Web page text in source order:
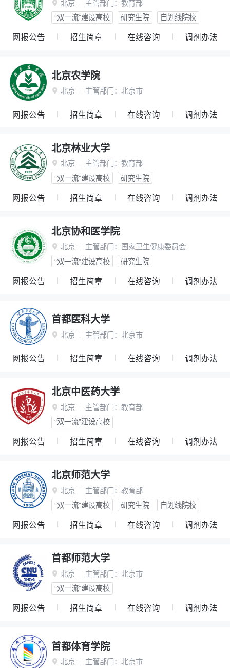
 北京 主管部门： 教育部
“双一流”建设高校
研究生院 自划线院校
网报公告 招生简章 在线咨询 调剂办法
北京农学院
 北京 主管部门： 北京市
网报公告 招生简章 在线咨询 调剂办法
北京林业大学
 北京 主管部门： 教育部
“双一流”建设高校
研究生院
网报公告 招生简章 在线咨询 调剂办法
北京协和医学院
 北京 主管部门： 国家卫生健康委员会
“双一流”建设高校
研究生院
网报公告 招生简章 在线咨询 调剂办法
首都医科大学
 北京 主管部门： 北京市
网报公告 招生简章 在线咨询 调剂办法
北京中医药大学
 北京 主管部门： 教育部
“双一流”建设高校
网报公告 招生简章 在线咨询 调剂办法
北京师范大学
 北京 主管部门： 教育部
“双一流”建设高校
研究生院 自划线院校
网报公告 招生简章 在线咨询 调剂办法
首都师范大学
 北京 主管部门： 北京市
“双一流”建设高校
网报公告 招生简章 在线咨询 调剂办法
首都体育学院
 北京 主管部门： 北京市